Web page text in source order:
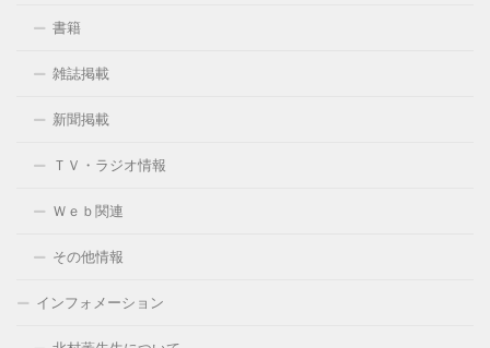
書籍
雑誌掲載
新聞掲載
ＴＶ・ラジオ情報
Ｗｅｂ関連
その他情報
インフォメーション